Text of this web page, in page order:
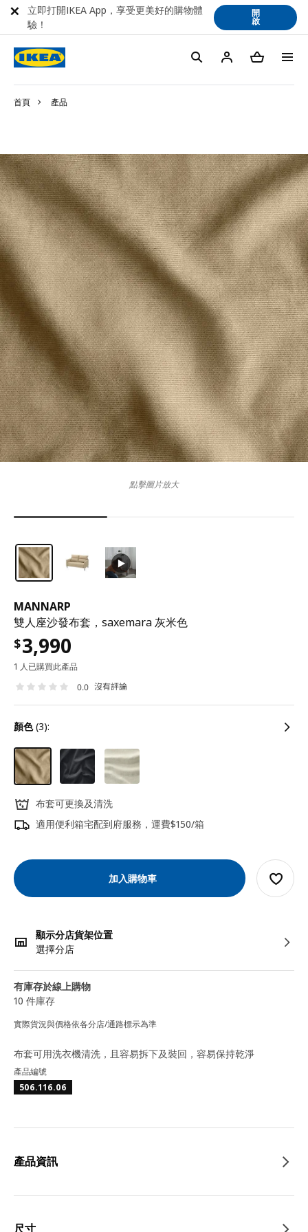
首頁 產品
MANNARP
雙人座沙發布套，saxemara 灰米色
$3,990
1 人已購買此產品
0.0 沒有評論
顏色(3):
布套可更換及清洗
適用便利箱宅配到府服務，運費$150/箱
加入購物車
顯示分店貨架位置
選擇分店
有庫存於線上購物
10 件庫存
實際貨況與價格依各分店/通路標示為準
點擊圖片放大
布套可用洗衣機清洗，且容易拆下及裝回，容易保持乾淨
產品編號
506.116.06
產品資訊
尺寸
立即打開IKEA App，享受更美好的購物體
驗！
開
啟